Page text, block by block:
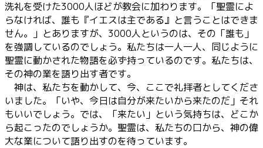
洗礼を受けた3000人ほどが教会に加わります。「聖霊によ
らなければ、誰も『イエスは主である』と言うことはできま
せん。」とありますが、3000人というのは、その「誰も」
を強調しているのでしょう。私たちは一人一人、同じように
聖霊に動かされた物語を必ず持っているのです。私たちは、
その神の業を語り出す者です。
神は、私たちを動かして、今、ここで礼拝者としてくださ
いました。「いや、今日は自分が来たいから来たのだ」それ
もいいでしょう。では、「来たい」という気持ちは、どこか
ら起こったのでしょうか。聖霊は、私たちの口から、神の偉
大な業について語り出すのを待っています。